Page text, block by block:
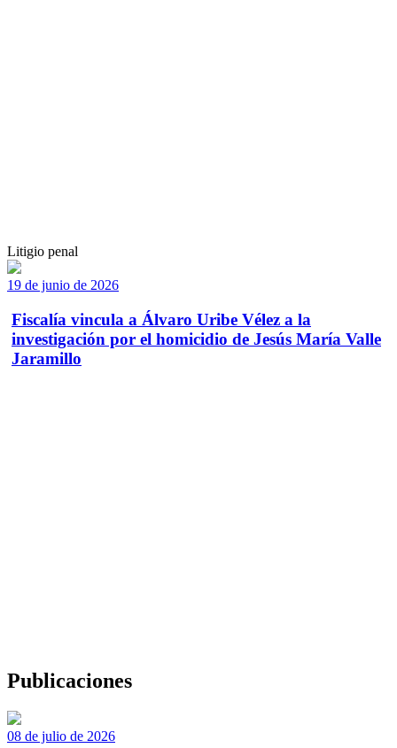
Litigio penal
19 de junio de 2026
Fiscalía vincula a Álvaro Uribe Vélez a la
investigación por el homicidio de Jesús María Valle
Jaramillo
Publicaciones
08 de julio de 2026